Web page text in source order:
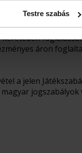
Testre szabás
valamint annak
(Polgári
az Európa
áron
a jelen